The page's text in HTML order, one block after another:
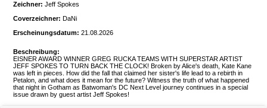
Zeichner: Jeff Spokes
Coverzeichner: DaNi
Erscheinungsdatum: 21.08.2026
Beschreibung:
EISNER AWARD WINNER GREG RUCKA TEAMS WITH SUPERSTAR ARTIST
JEFF SPOKES TO TURN BACK THE CLOCK! Broken by Alice's death, Kate Kane
was left in pieces. How did the fall that claimed her sister's life lead to a rebirth in
Petalon, and what does it mean for the future? Witness the truth of what happened
that night in Gotham as Batwoman's DC Next Level journey continues in a special
issue drawn by guest artist Jeff Spokes!